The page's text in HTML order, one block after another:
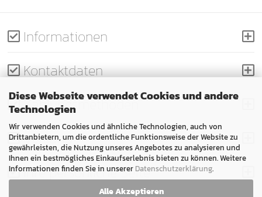
Diese Webseite verwendet Cookies und andere
Technologien
Wir verwenden Cookies und ähnliche Technologien, auch von
Drittanbietern, um die ordentliche Funktionsweise der Website zu
gewährleisten, die Nutzung unseres Angebotes zu analysieren und
Ihnen ein bestmögliches Einkaufserlebnis bieten zu können. Weitere
Informationen finden Sie in unserer Datenschutzerklärung.
Alle Akzeptieren
Informationen
Kontaktdaten
Zahlungsmethoden
Versand
Ihre persönliche Seite